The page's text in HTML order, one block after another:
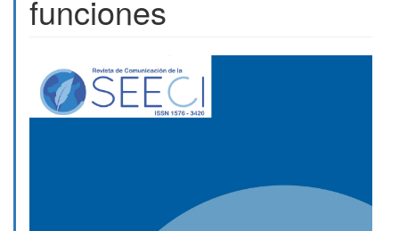
funciones
Barra
lateral
del